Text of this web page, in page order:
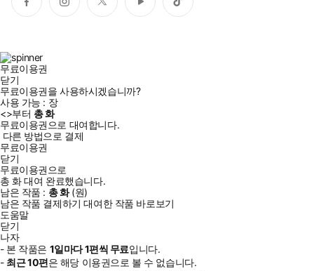
페
이
인
스
트
위
유
튜
틱
톡
무료이용권
닫기
무료이용권을 사용하시겠습니까?
사용 가능 : 장
<>부터 총화
무료이용권으로 대여합니다.
다른 방법으로 결제
무료이용권
닫기
무료이용권으로
총 화대여 완료했습니다.
남은 작품 : 총화(원)
남은 작품 결제하기 대여한 작품 바로보기
도움말
닫기
나자
- 본 작품은 1일마다1편씩 무료입니다.
- 최근10편은 해당 이용권으로 볼 수 없습니다.